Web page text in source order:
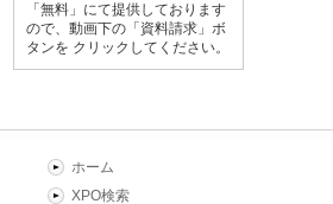
「無料」にて提供しております
ので、動画下の「資料請求」ボ
タンを クリックしてください。
ホーム
XPO検索